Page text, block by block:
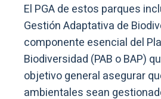
El PGA de estos parques
Gestión Adaptativa de
componente esencial del
Biodiversidad (PAB o BAP)
objetivo general asegurar
ambientales sean